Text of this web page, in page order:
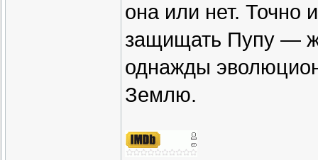
она или нет. Точно
защищать Пупу —
однажды
Землю.